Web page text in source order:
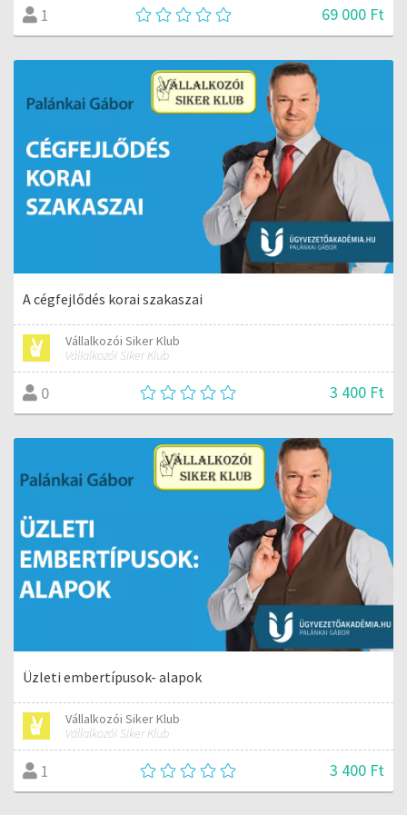
1 69 000 Ft
A cégfejlődés korai szakaszai
Vállalkozói Siker Klub
Vállalkozói Siker Klub
0 3 400 Ft
Üzleti embertípusok- alapok
Vállalkozói Siker Klub
Vállalkozói Siker Klub
1 3 400 Ft